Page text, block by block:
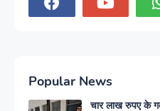
Popular News
चार लाख रुपए के